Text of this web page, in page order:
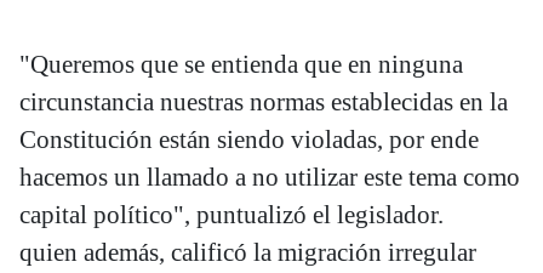
"Queremos que se entienda que en ninguna
circunstancia nuestras normas establecidas en la
Constitución están siendo violadas, por ende
hacemos un llamado a no utilizar este tema como
capital político", puntualizó el legislador.
quien además, calificó la migración irregular